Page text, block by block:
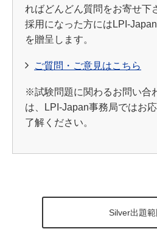
ればどんどん質問をお寄せ下
採用になった方にはLPI-
を贈呈します。
ご質問・ご意見はこちら
※試験問題に関わるお問い合
は、LPI-Japan事務局ではお
了解ください。
Silver出題範